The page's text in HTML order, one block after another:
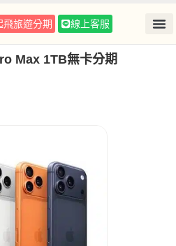
飛旅遊分期 線上客服
Max 1TB無卡分期